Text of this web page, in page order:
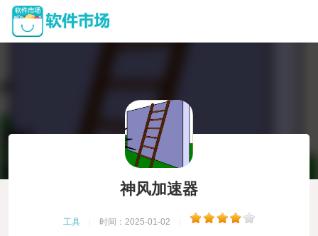
神风加速器
工具 时间：2025-01-02